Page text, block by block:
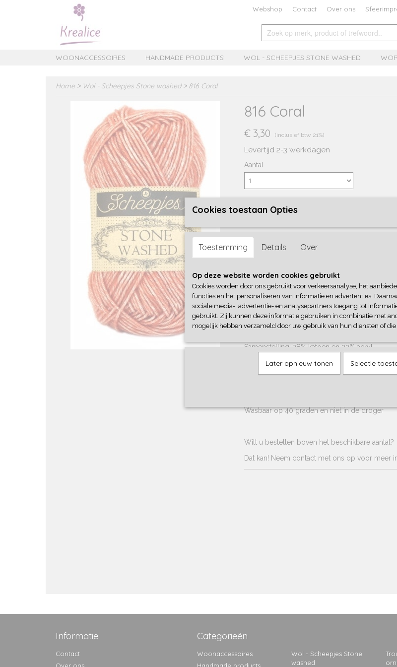
Webshop Contact Over ons
WOONACCESSOIRES HANDMADE PRODUCTS WOL - SCHEEPJES STONE WASHED
Home > Wol - Scheepjes Stone washed> 816 Coral
816 Coral
€ 3,30 (inclusief btw 21%)
Levertijd 2-3 werkdagen
Aantal
IN WINKELWAGEN
Omschrijving
Dit garen, met zijn robuuste naam, geeft alle
uiterlijk en voelt heerlijk zacht aan.
Vandaar dat onder andere een aantal
gehaakt met dit prachtige garen.
Samenstelling: 78% katoen en 22% acryl
Pendikte: 3 - 3,5
Wasbaar op 40 graden en niet in de droger
Wilt u bestellen boven het beschikbare aantal?
Dat kan! Neem contact met ons op voor meer
Informatie
Contact
Categorieën
Woonaccessoires
Wol - Scheepjes Stone
washed
Cookies toestaan Opties
Toestemming Details Over
Op deze website worden cookies gebruikt
Cookies worden door ons gebruikt voor verkeersanalyse, het
functies en het personaliseren van informatie en advertenties.
sociale media-, advertentie- en analysepartners toegang tot
gebruikt. Zij kunnen deze informatie gebruiken in combinatie met
mogelijk hebben verzameld door uw gebruik van hun diensten of
Later opnieuw tonen Selectie